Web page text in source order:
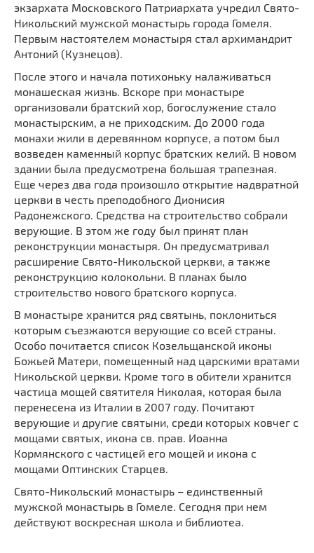
экзархата Московского Патриархата учредил Свято-
Никольский мужской монастырь города Гомеля.
Первым настоятелем монастыря стал архимандрит
Антоний (Кузнецов).
После этого и начала потихоньку налаживаться
монашеская жизнь. Вскоре при монастыре
организовали братский хор, богослужение стало
монастырским, а не приходским. До 2000 года
монахи жили в деревянном корпусе, а потом был
возведен каменный корпус братских келий. В новом
здании была предусмотрена большая трапезная.
Еще через два года произошло открытие надвратной
церкви в честь преподобного Дионисия
Радонежского. Средства на строительство собрали
верующие. В этом же году был принят план
реконструкции монастыря. Он предусматривал
расширение Свято-Никольской церкви, а также
реконструкцию колокольни. В планах было
строительство нового братского корпуса.
В монастыре хранится ряд святынь, поклониться
которым съезжаются верующие со всей страны.
Особо почитается список Козельщанской иконы
Божьей Матери, помещенный над царскими вратами
Никольской церкви. Кроме того в обители хранится
частица мощей святителя Николая, которая была
перенесена из Италии в 2007 году. Почитают
верующие и другие святыни, среди которых ковчег с
мощами святых, икона св. прав. Иоанна
Кормянского с частицей его мощей и икона с
мощами Оптинских Старцев.
Свято-Никольский монастырь – единственный
мужской монастырь в Гомеле. Сегодня при нем
действуют воскресная школа и библиотеа.